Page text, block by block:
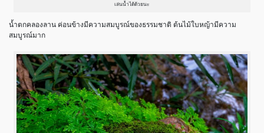
เล่นน้ำได้ด้วยนะ
น้ำตกคลองลาน ค่อนข้างมีความสมบูรณ์ของธรรมชาติ ต้นไม้ใบหญ้ามีความ
สมบูรณ์มาก